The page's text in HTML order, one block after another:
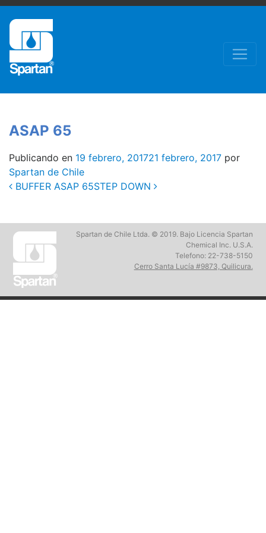
ASAP 65
Publicando en 19 febrero, 201721 febrero, 2017 por
Spartan de Chile
Post
BUFFER ASAP 65STEP DOWN
Spartan de Chile Ltda. © 2019. Bajo Licencia Spartan
Chemical Inc. U.S.A.
Telefono: 22-738-5150
Cerro Santa Lucía #9873, Quilicura.